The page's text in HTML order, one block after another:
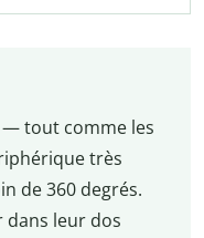
— tout comme les
très
de 360 degrés.
leur dos